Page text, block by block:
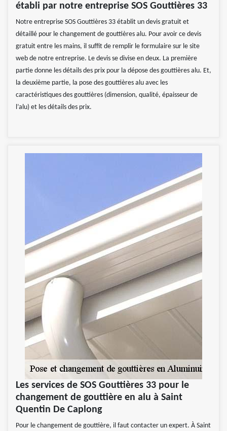
établi par notre entreprise SOS Gouttières 33
Notre entreprise SOS Gouttières 33 établit un devis gratuit et
détaillé pour le changement de gouttières alu. Pour avoir ce devis
gratuit entre les mains, il suffit de remplir le formulaire sur le site
web de notre entreprise. Le devis se divise en deux. La première
partie donne les détails des prix pour la dépose des gouttières alu. Et,
la deuxième partie, la pose des gouttières alu avec les
caractéristiques des gouttières (dimension, qualité, épaisseur de
l’alu) et les détails des prix.
Les services de SOS Gouttières 33 pour le
changement de gouttière en alu à Saint
Quentin De Caplong
Pour le changement de gouttière, il faut contacter un expert. À Saint